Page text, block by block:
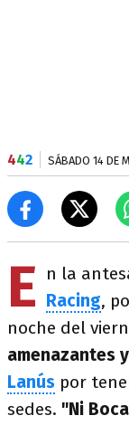
442 SÁBADO 14 DE
E n la
Racing,
noche del
amenazantes
Lanús por
sedes. "Ni